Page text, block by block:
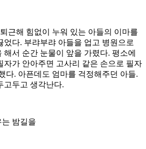
근해 힘없이 누워 있는 아들의 이마를
었다. 부랴부랴 아들을 업고 병원으로
해서 순간 눈물이 앞을 가렸다. 평소에
자가 안아주면 고사리 같은 손으로 필자
다. 아픈데도 엄마를 걱정해주던 아들.
고두고 생각난다.
밤길을